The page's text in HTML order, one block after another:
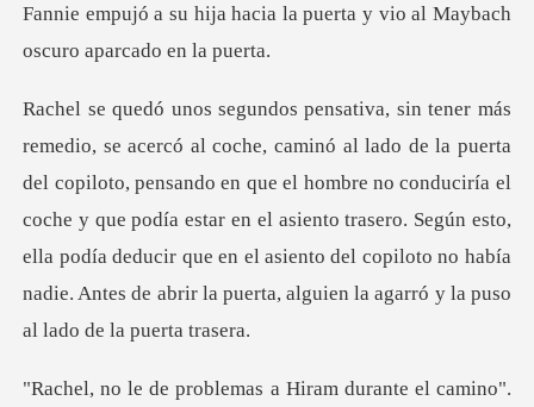
la puerta y vio al Maybach
o
pensando en que el hombre no conduciría el
coche y que podía estar en el asiento trasero. Según esto,
ella podía deducir que e